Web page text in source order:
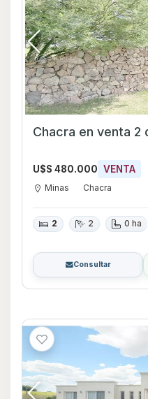
Chacra en venta 2
U$S 480.000 VENTA
Minas Chacra
2 2 0 ha
Consultar